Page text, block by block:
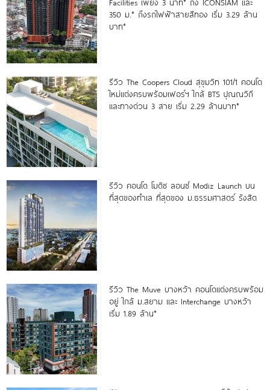
350 ม.* ถึงรถไฟฟ้าสายสีทอง เริ่ม 3.29 ล้าน
บาท*
รีวิว The Coopers Cloud สุขุมวิท 101/1 คอนโด
ใหม่แต่งครบพร้อมเฟอร์ฯ ใกล้ BTS ปุณณวิถี
และทางด่วน 3 สาย เริ่ม 2.29 ล้านบาท*
รีวิว คอนโด โมดิซ ลอนซ์ Modiz Launch บน
ที่สุดของทำเล ที่สุดของ ม.ธรรมศาสตร์ รังสิต
รีวิว The Muve บางหว้า คอนโดแต่งครบพร้อม
อยู่ ใกล้ ม.สยาม และ Interchange บางหว้า
เริ่ม 1.89 ล้าน*